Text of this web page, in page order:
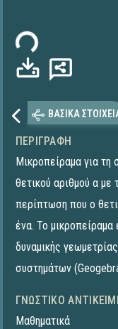
ΒΑΣΙΚΑ
ΠΕΡΙΓΡΑΦΉ
Μικροπείραμα για τη
θετικού αριθμού α με
περίπτωση που ο
ένα. To μικροπείραμα
δυναμικής
συστημάτων
ΓΝΩΣΤΙΚΌ
Μαθηματικά